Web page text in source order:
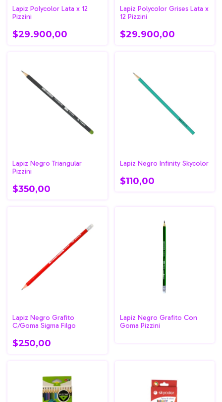
Lapiz Polycolor Lata x 12
Pizzini
$29.900,00
Lapiz Polycolor Grises Lata x
12 Pizzini
$29.900,00
Lapiz Negro Triangular
Pizzini
$350,00
Lapiz Negro Infinity Skycolor
$110,00
Lapiz Negro Grafito
C/Goma Sigma Filgo
$250,00
Lapiz Negro Grafito Con
Goma Pizzini